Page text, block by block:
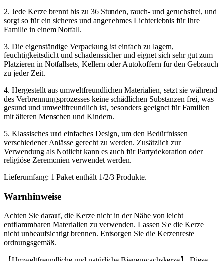
2. Jede Kerze brennt bis zu 36 Stunden, rauch- und geruchsfrei, und
sorgt so für ein sicheres und angenehmes Lichterlebnis für Ihre
Familie in einem Notfall.
3. Die eigenständige Verpackung ist einfach zu lagern,
feuchtigkeitsdicht und schadenssicher und eignet sich sehr gut zum
Platzieren in Notfallsets, Kellern oder Autokoffern für den Gebrauch
zu jeder Zeit.
4. Hergestellt aus umweltfreundlichen Materialien, setzt sie während
des Verbrennungsprozesses keine schädlichen Substanzen frei, was
gesund und umweltfreundlich ist, besonders geeignet für Familien
mit älteren Menschen und Kindern.
5. Klassisches und einfaches Design, um den Bedürfnissen
verschiedener Anlässe gerecht zu werden. Zusätzlich zur
Verwendung als Notlicht kann es auch für Partydekoration oder
religiöse Zeremonien verwendet werden.
Lieferumfang: 1 Paket enthält 1/2/3 Produkte.
Warnhinweise
Achten Sie darauf, die Kerze nicht in der Nähe von leicht
entflammbaren Materialien zu verwenden. Lassen Sie die Kerze
nicht unbeaufsichtigt brennen. Entsorgen Sie die Kerzenreste
ordnungsgemäß.